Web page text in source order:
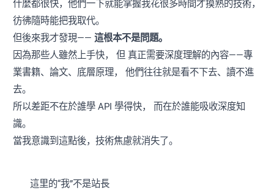
什麼都很快，他們一下就能掌握我花很多時間才摸熟的技術，
彷彿隨時能把我取代。
但後來我才發現—— 這根本不是問題。
因為那些人雖然上手快， 但 真正需要深度理解的內容——專
業書籍、論文、底層原理， 他們往往就是看不下去、讀不進
去。
所以差距不在於誰學 API 學得快， 而在於誰能吸收深度知
識。
當我意識到這點後，技術焦慮就消失了。
這里的“我”不是站長